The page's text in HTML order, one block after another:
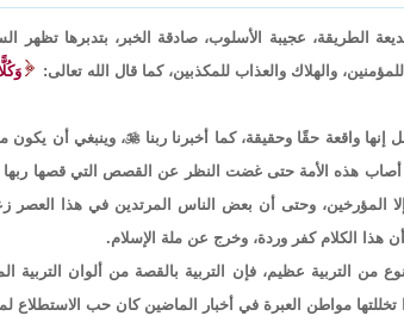
الطريقة، عجيبة الأسلوب، صادقة الخبر، بتدبرها تظهر
والهلاك والعذاب للمكذبين، كما قال الله تعالى:
واقعة حقًا وحقيقة، كما أخبرنا ربنا، وينبغي أن يكون
هذه الأمة حتى غضت النظر عن القصص التي قصها ربها
إلا المؤرخين، وحتى أن بعض الناس المرتدين في هذا
الكلام كفر وردة، وخرج عن ملة الإسلام.
التربية عظيم، فإن التربية بالقصة من ألوان التربية
تخللتها مواطن العبرة في أخبار الماضين كان حب